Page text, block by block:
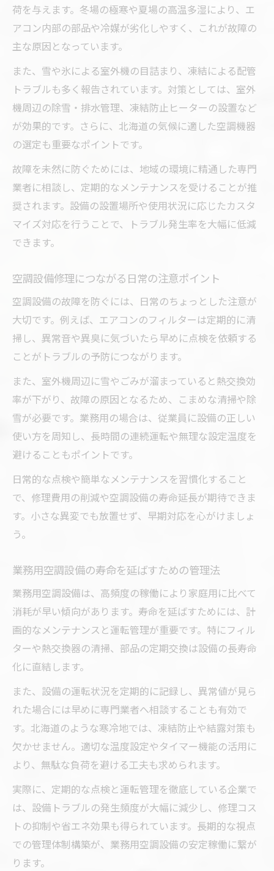
荷を与えます。冬場の極寒や夏場の高温多湿により、エ
アコン内部の部品や冷媒が劣化しやすく、これが故障の
主な原因となっています。
また、雪や氷による室外機の目詰まり、凍結による配管
トラブルも多く報告されています。対策としては、室外
機周辺の除雪・排水管理、凍結防止ヒーターの設置など
が効果的です。さらに、北海道の気候に適した空調機器
の選定も重要なポイントです。
故障を未然に防ぐためには、地域の環境に精通した専門
業者に相談し、定期的なメンテナンスを受けることが推
奨されます。設備の設置場所や使用状況に応じたカスタ
マイズ対応を行うことで、トラブル発生率を大幅に低減
できます。
空調設備修理につながる日常の注意ポイント
空調設備の故障を防ぐには、日常のちょっとした注意が
大切です。例えば、エアコンのフィルターは定期的に清
掃し、異常音や異臭に気づいたら早めに点検を依頼する
ことがトラブルの予防につながります。
また、室外機周辺に雪やごみが溜まっていると熱交換効
率が下がり、故障の原因となるため、こまめな清掃や除
雪が必要です。業務用の場合は、従業員に設備の正しい
使い方を周知し、長時間の連続運転や無理な設定温度を
避けることもポイントです。
日常的な点検や簡単なメンテナンスを習慣化すること
で、修理費用の削減や空調設備の寿命延長が期待できま
す。小さな異変でも放置せず、早期対応を心がけましょ
う。
業務用空調設備の寿命を延ばすための管理法
業務用空調設備は、高頻度の稼働により家庭用に比べて
消耗が早い傾向があります。寿命を延ばすためには、計
画的なメンテナンスと運転管理が重要です。特にフィル
ターや熱交換器の清掃、部品の定期交換は設備の長寿命
化に直結します。
また、設備の運転状況を定期的に記録し、異常値が見ら
れた場合には早めに専門業者へ相談することも有効で
す。北海道のような寒冷地では、凍結防止や結露対策も
欠かせません。適切な温度設定やタイマー機能の活用に
より、無駄な負荷を避ける工夫も求められます。
実際に、定期的な点検と運転管理を徹底している企業で
は、設備トラブルの発生頻度が大幅に減少し、修理コス
トの抑制や省エネ効果も得られています。長期的な視点
での管理体制構築が、業務用空調設備の安定稼働に繋が
ります。